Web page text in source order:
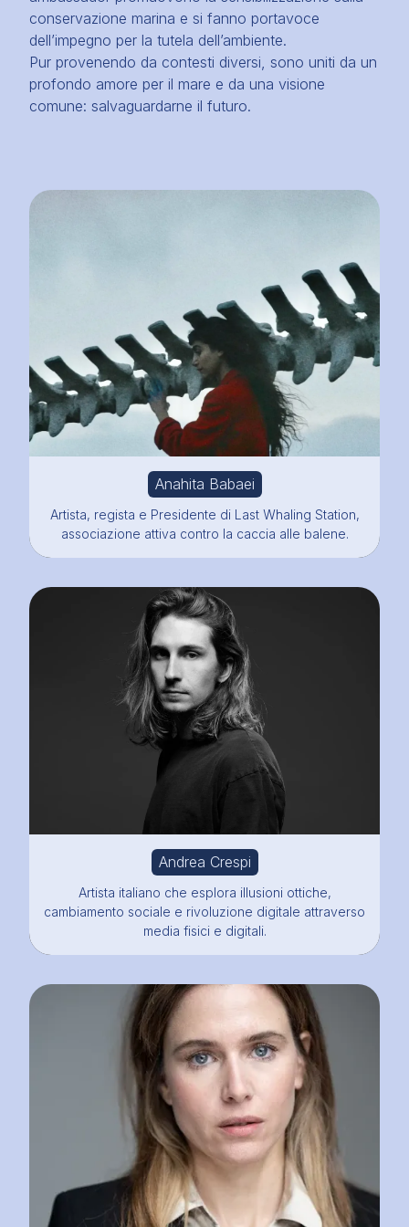
conservazione marina e si fanno portavoce
dell’impegno per la tutela dell’ambiente.
Pur provenendo da contesti diversi, sono uniti da un
profondo amore per il mare e da una visione
comune: salvaguardarne il futuro.
Anahita Babaei
Artista, regista e Presidente di Last Whaling Station,
associazione attiva contro la caccia alle balene.
Andrea Crespi
Artista italiano che esplora illusioni ottiche,
cambiamento sociale e rivoluzione digitale attraverso
media fisici e digitali.